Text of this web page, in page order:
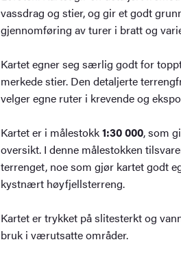
vassdrag og stier, og gir et godt
gjennomføring av turer i bratt og
Kartet egner seg særlig godt for
merkede stier. Den detaljerte
velger egne ruter i krevende og
Kartet er i målestokk1:30 000, som
oversikt. I denne målestokken
terrenget, noe som gjør kartet godt
kystnært høyfjellsterreng.
Kartet er trykket på slitesterkt og
bruk i værutsatte områder.